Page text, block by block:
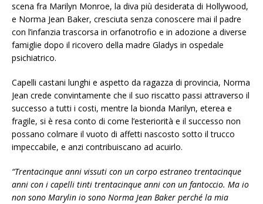
scena fra Marilyn Monroe, la diva più desiderata di Hollywood,
e Norma Jean Baker, cresciuta senza conoscere mai il padre
con l’infanzia trascorsa in orfanotrofio e in adozione a diverse
famiglie dopo il ricovero della madre Gladys in ospedale
psichiatrico.
Capelli castani lunghi e aspetto da ragazza di provincia, Norma
Jean crede convintamente che il suo riscatto passi attraverso il
successo a tutti i costi, mentre la bionda Marilyn, eterea e
fragile, si è resa conto di come l’esteriorità e il successo non
possano colmare il vuoto di affetti nascosto sotto il trucco
impeccabile, e anzi contribuiscano ad acuirlo.
“Trentacinque anni vissuti con un corpo estraneo trentacinque
anni con i capelli tinti trentacinque anni con un fantoccio. Ma io
non sono Marylin io sono Norma Jean Baker perché la mia